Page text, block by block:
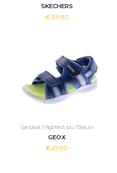
SKECHERS
€39,90
Sandaal / Hightech pu / Blauw
GEOX
€47,90